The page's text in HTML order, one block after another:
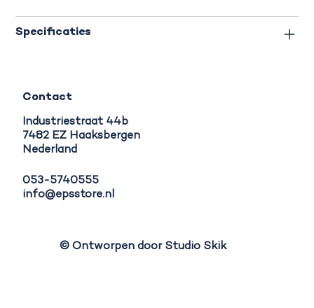
Specificaties
Contact
Industriestraat 44b
7482 EZ Haaksbergen
Nederland
053-5740555
info@epsstore.nl
© Ontworpen door Studio Skik